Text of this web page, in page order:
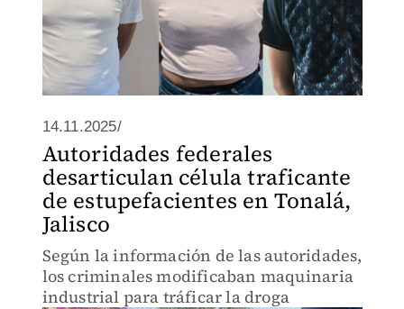
14.11.2025/
Autoridades federales
desarticulan célula traficante
de estupefacientes en Tonalá,
Jalisco
Según la información de las autoridades,
los criminales modificaban maquinaria
industrial para tráficar la droga